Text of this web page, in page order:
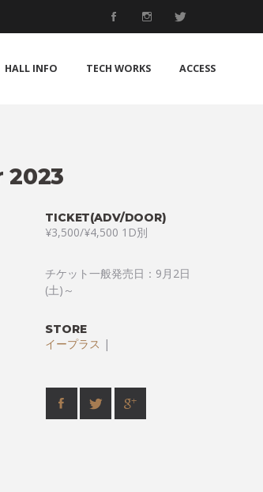
HALL INFO TECH WORKS ACCESS
2023
TICKET(ADV/DOOR)
¥3,500/¥4,500 1D別
チケット一般発売日：9月2日
(土)～
STORE
イープラス |